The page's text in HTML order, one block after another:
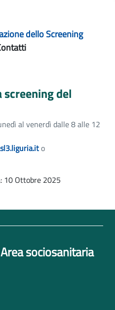
dello Screening
del
al venerdì dalle 8 alle 12
o
10 Ottobre 2025
Area sociosanitaria